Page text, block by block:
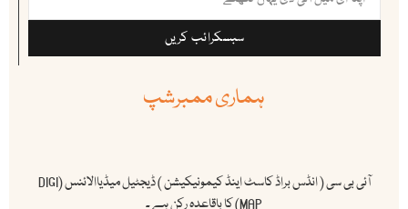
سبسکرائب کریں
ہماری ممبرشپ
آئی بی سی ( انڈس براڈ کاسٹ اینڈ کیمونیکیشن ) ڈیجٹیل میڈیاالائنس (DIGI
MAP) کا باقاعدہ رکن ہے ۔